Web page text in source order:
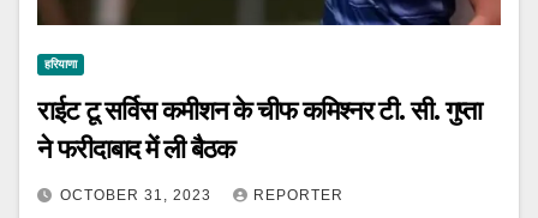
हरियाणा
राईट टू सर्विस कमीशन के चीफ कमिश्नर टी. सी. गुप्ता
ने फरीदाबाद में ली बैठक
OCTOBER 31, 2023 REPORTER